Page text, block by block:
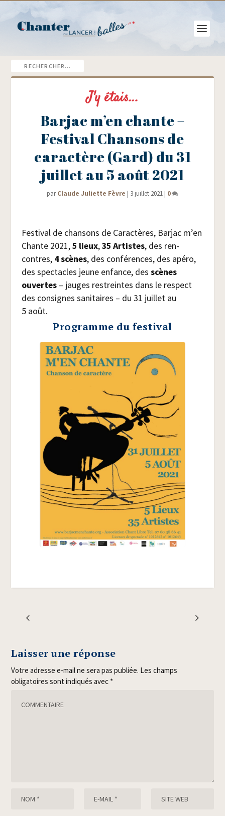
J'y étais...
Barjac m’en chante –
Festival Chansons de
caractère (Gard) du 31
juillet au 5 août 2021
parClaude Juliette Fèvre | 3 juillet 2021 | 0
Fes­ti­val de chan­sons de Carac­tères, Bar­jac m’en
Chante 2021,5 lieux,35 Artistes, des ren­
contres, 4 scènes, des confé­rences, des apé­ro,
des spec­tacles jeune enfance, des scènes
ouvertes– jauges res­treintes dans le res­pect
des consignes sani­taires – du 31 juillet au
5 août.
Programme du festival
Laisser une réponse
Votre adresse e-mail ne sera pas publiée. Les champs
obligatoires sont indiqués avec *